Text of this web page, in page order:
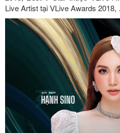
Live Artist tại VLive Awards